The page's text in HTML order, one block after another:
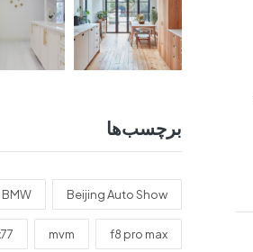
برچسب‌ها
Beijing Auto Show
BMW
f8 pro max
mvm